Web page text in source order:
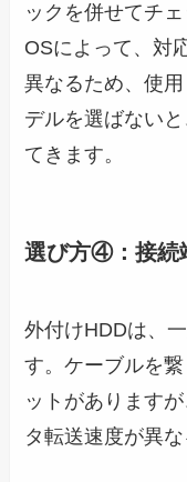
ックを併せてチ
OSによって、対
異なるため、使
デルを選ばない
てきます。
選び方④：接続
外付けHDDは、
す。ケーブルを
ットがあります
タ転送速度が異